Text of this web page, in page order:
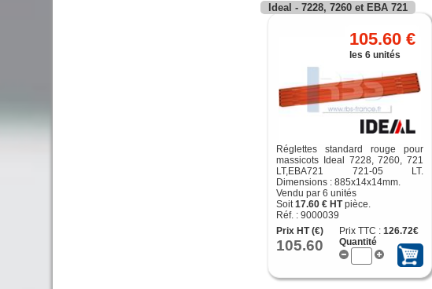
Ideal - 7228, 7260 et EBA 721
Réglettes standard rouge pour
massicots Ideal 7228, 7260, 721
LT,EBA721 721-05 LT.
Dimensions : 885x14x14mm.
Vendu par 6 unités
Soit17.60 € HTpièce.
Réf. : 9000039
Prix HT (€)
105.60
Prix TTC :126.72€
Quantité
105.60 €
les 6 unités